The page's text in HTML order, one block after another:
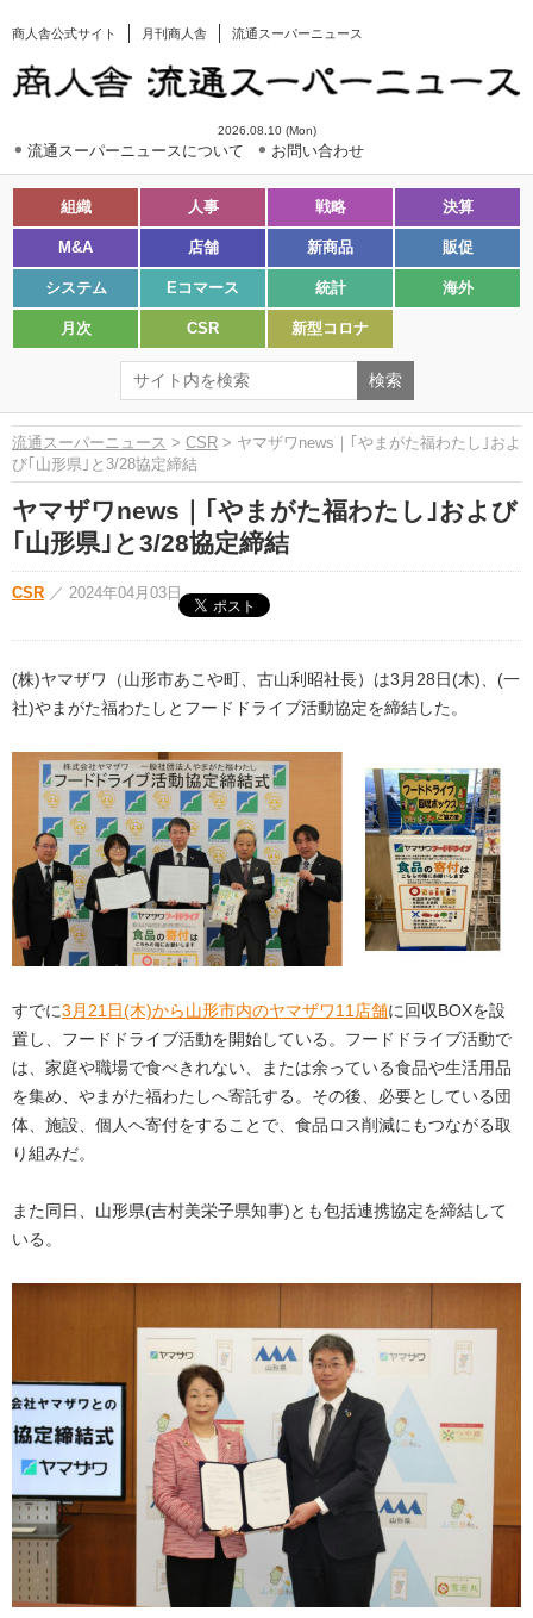
商人舎公式サイト 月刊商人舎 流通スーパーニュース
2026.08.10 (Mon)
流通スーパーニュースについて お問い合わせ
組織 人事 戦略 決算
M&A 店舗 新商品 販促
システム Eコマース 統計 海外
月次 CSR 新型コロナ
流通スーパーニュース > CSR > ヤマザワnews｜｢やまがた福わたし｣およ
び｢山形県｣と3/28協定締結
ヤマザワnews｜｢やまがた福わたし｣および
｢山形県｣と3/28協定締結
CSR ／ 2024年04月03日
(株)ヤマザワ（山形市あこや町、古山利昭社長）は3月28日(木)、(一
社)やまがた福わたしとフードドライブ活動協定を締結した。
すでに3月21日(木)から山形市内のヤマザワ11店舗に回収BOXを設
置し、フードドライブ活動を開始している。フードドライブ活動で
は、家庭や職場で食べきれない、または余っている食品や生活用品
を集め、やまがた福わたしへ寄託する。その後、必要としている団
体、施設、個人へ寄付をすることで、食品ロス削減にもつながる取
り組みだ。
また同日、山形県(吉村美栄子県知事)とも包括連携協定を締結して
いる。